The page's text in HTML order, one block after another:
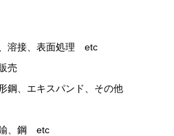
溶接、表面処理 etc
売
鋼、エキスパンド、その他
鍮、鋼 etc